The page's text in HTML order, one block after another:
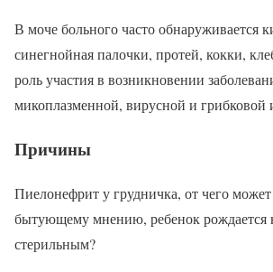
В моче больного часто обнаруживается
синегнойная палочки, протей, кокки,
роль участия в возникновении
микоплазменной, вирусной и грибковой
Причины
Пиелонефрит у грудничка, от чего
бытующему мнению, ребенок рождается
стерильным?